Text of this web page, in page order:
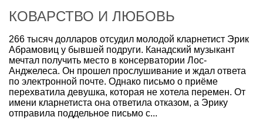
КОВАРСТВО И ЛЮБОВЬ
266 тысяч долларов отсудил молодой кларнетист Эрик
Абрамовиц у бывшей подруги. Канадский музыкант
мечтал получить место в консерватории Лос-
Анджелеса. Он прошел прослушивание и ждал ответа
по электронной почте. Однако письмо о приёме
перехватила девушка, которая не хотела перемен. От
имени кларнетиста она ответила отказом, а Эрику
отправила поддельное письмо с...